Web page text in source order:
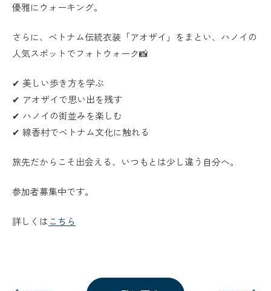
優雅にウォーキング。
さらに、ベトナム伝統衣装「アオザイ」をまとい、ハノイの
人気スポットでフォトウォーク📸
✔ 美しい歩き方を学ぶ
✔ アオザイで思い出を残す
✔ ハノイの街並みを楽しむ
✔ 線香村でベトナム文化に触れる
旅先だからこそ出会える、いつもとは少し違う自分へ。
参加者募集中です。
詳しくはこちら